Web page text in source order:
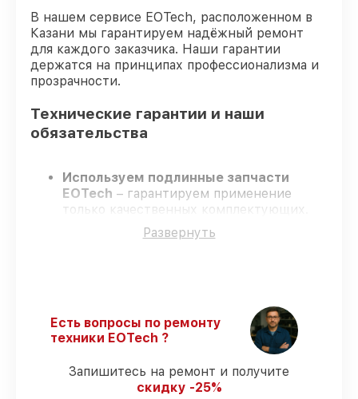
В нашем сервисе EOTech, расположенном в
Казани мы гарантируем надёжный ремонт
для каждого заказчика. Наши гарантии
держатся на принципах профессионализма и
прозрачности.
Технические гарантии и наши
обязательства
Используем подлинные запчасти
EOTech – гарантируем применение
только качественных комплектующих.
Опытные инженеры
жёсткий контроль знаний и навыков, что
оптического прицела EOTech 1-6x24 FFP
без задержек.
Гарантийное сопровождение– все все
виды ремонта защищены официальной
гарантией EOTech.
Развернуть
Есть вопросы по ремонту
техники EOTech ?
Запишитесь на ремонт и получите
скидку -25%